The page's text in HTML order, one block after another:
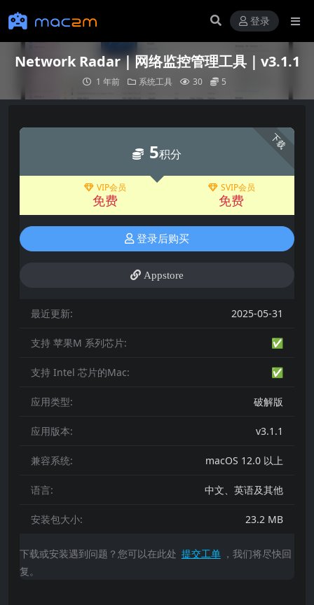
登录
Network Radar｜网络监控管理工具｜v3.1.1
1 年前 系统工具 30 5
下载
5积分
VIP会员
免费
SVIP会员
免费
登录后购买
Appstore
最近更新: 2025-05-31
支持 苹果M 系列芯片: ✅
支持 Intel 芯片的Mac: ✅
应用类型: 破解版
应用版本: v3.1.1
兼容系统: macOS 12.0 以上
语言: 中文、英语及其他
安装包大小: 23.2 MB
下载或安装遇到问题？您可以在此处 提交工单 ，我们将尽快回
复。